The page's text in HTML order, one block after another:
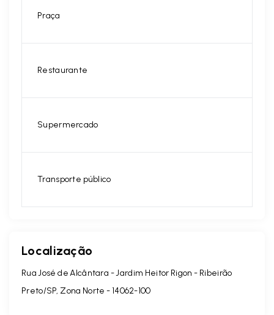
Praça
Restaurante
Supermercado
Transporte público
Localização
Rua José de Alcântara - Jardim Heitor Rigon - Ribeirão
Preto/SP, Zona Norte - 14062-100